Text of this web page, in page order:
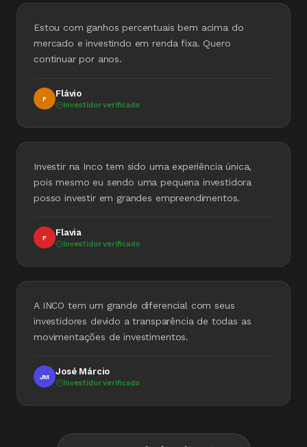
Estou com ganhos percentuais bem acima do
mercado e investindo em renda fixa. Quero
continuar por anos.
F
Flávio
Investidor verificado
Investir na Inco tem sido uma experiência única,
pois mesmo eu sendo uma pequena investidora
posso investir em grandes empreendimentos.
F
Flavia
Investidor verificado
A INCO tem um grande diferencial com seus
investidores devido a transparência de todas as
movimentações de investimentos.
JM
José Márcio
Investidor verificado